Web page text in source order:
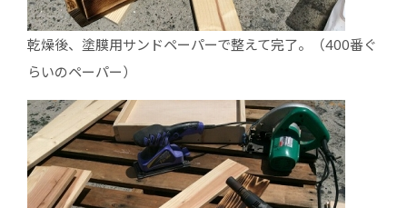
乾燥後、塗膜用サンドペーパーで整えて完了。（400番ぐ
らいのペーパー）